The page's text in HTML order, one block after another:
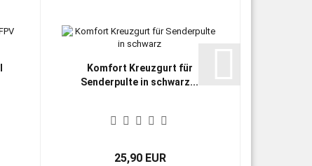
Komfort Kreuzgurt für
Senderpulte in schwarz...
25,90 EUR